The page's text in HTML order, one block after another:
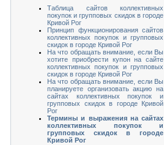
Таблица сайтов коллективных
покупок и групповых скидок в городе
Кривой Рог
Принцип функционирования сайтов
коллективных покупок и групповых
скидок в городе Кривой Рог
На что обращать внимание, если Вы
хотите приобрести купон на сайте
коллективных покупок и групповых
скидок в городе Кривой Рог
На что обращать внимание, если Вы
планируете организовать акцию на
сайтах коллективных покупок и
групповых скидок в городе Кривой
Рог
Термины и выражения на сайтах
коллективных покупок и
групповых скидок в городе
Кривой Рог